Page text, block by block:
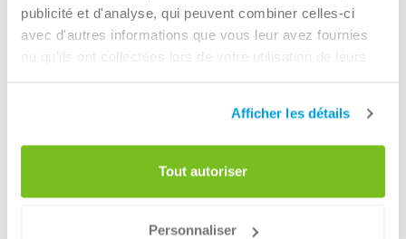
publicité et d'analyse, qui peuvent combiner celles-ci
avec d'autres informations que vous leur avez fournies
ou qu'ils ont collectées lors de votre utilisation de leurs
Afficher les détails
Tout autoriser
Personnaliser
Gravats